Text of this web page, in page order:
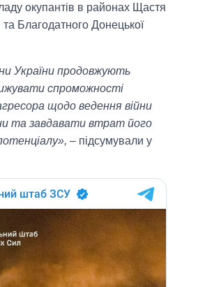
окупантів в районах Щастя
Благодатного Донецької
України продовжують
спроможності
щодо ведення війни
та завдавати втрат його
– підсумували у